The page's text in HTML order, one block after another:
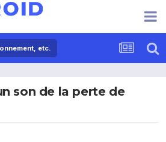
etc.
son de la perte de